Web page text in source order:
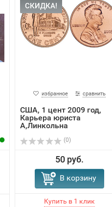
СКИДКА!
избранное сравнить
США, 1 цент 2009 год,
Карьера юриста
А,Линкольна
(0)
50 руб.
В корзину